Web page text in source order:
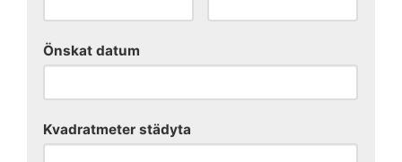
Önskat datum
Kvadratmeter städyta